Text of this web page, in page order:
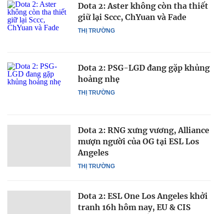
THỊ TRƯỜNG
Dota 2: Aster không còn tha thiết
giữ lại Sccc, ChYuan và Fade
THỊ TRƯỜNG
Dota 2: PSG-LGD đang gặp khủng
hoảng nhẹ
THỊ TRƯỜNG
Dota 2: RNG xưng vương, Alliance
mượn người của OG tại ESL Los
Angeles
Dota 2: ESL One Los Angeles khởi
tranh 16h hôm nay, EU & CIS